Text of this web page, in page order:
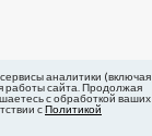
аналитики (включая
работы сайта. Продолжая
с обработкой ваших
сПолитикой